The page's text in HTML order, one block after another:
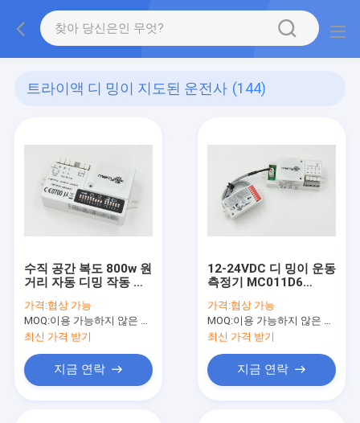
트라이액 디 밍이 지도된 운전사 (144)
수직 공간 복도 800w 원
거리 자동 디밍 작동 센
가격:협상 가능
MOQ:이용 가능하지 않은 생산 정지.
최신 가격 받기
지금 연락
12-24VDC 디 밍이 운동
측정기 MC011D6
을 위해 최대 최대 LED
빛 동작 전류 5A
가격:협상 가능
MOQ:이용 가능하지 않은 생산 정지.
최신 가격 받기
지금 연락